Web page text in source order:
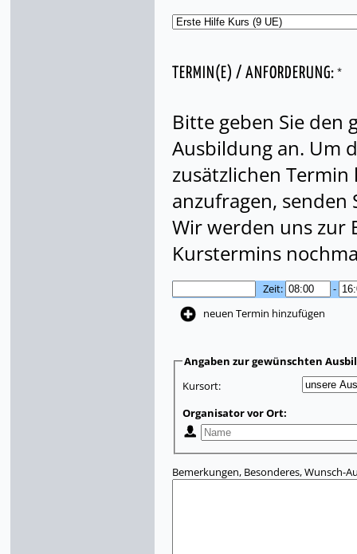
TERMIN(E) / ANFORDERUNG: *
Bitte geben Sie den
Ausbildung an. Um
zusätzlichen
anzufragen, senden
Wir werden uns zur
Kurstermins
Zeit:
-
neuen Termin hinzufügen
Angaben zur gewünschten
Kursort:
Organisator vor Ort:
Bemerkungen, Besonderes, Wunsch-